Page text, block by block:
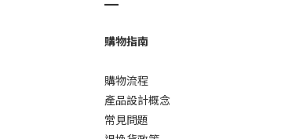
購物指南
購物流程
產品設計概念
常見問題